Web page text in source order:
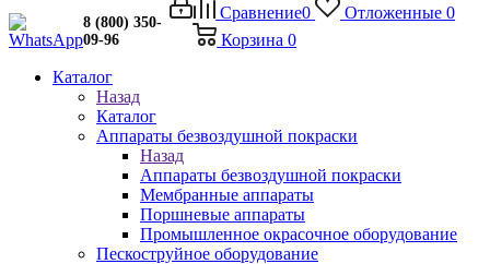
Сравнение0 Отложенные 0
Корзина 0
8 (800) 350-
09-96
Каталог
Назад
Каталог
Аппараты безвоздушной покраски
Назад
Аппараты безвоздушной покраски
Мембранные аппараты
Поршневые аппараты
Промышленное окрасочное оборудование
Пескоструйное оборудование